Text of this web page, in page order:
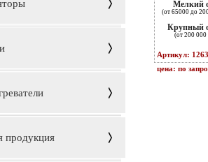
продукция
Мелкий
(от 65000 до
Крупный
(от 200 000
Артикул: 1263
цена: по